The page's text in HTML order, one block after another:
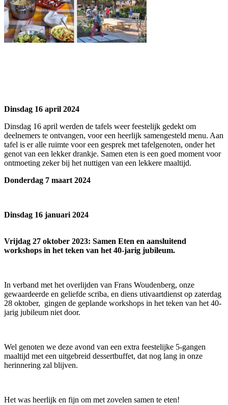
Dinsdag 16 april 2024
Dinsdag 16 april werden de tafels weer feestelijk gedekt om
deelnemers te ontvangen, voor een heerlijk samengesteld menu. Aan
tafel is er alle ruimte voor een gesprek met tafelgenoten, onder het
genot van een lekker drankje. Samen eten is een goed moment voor
ontmoeting zeker bij het nuttigen van een lekkere maaltijd.
Donderdag 7 maart 2024
Dinsdag 16 januari 2024
Vrijdag 27 oktober 2023: Samen Eten en aansluitend
workshops in het teken van het 40-jarig jubileum.
In verband met het overlijden van Frans Woudenberg, onze
gewaardeerde en geliefde scriba, en diens utivaartdienst op zaterdag
28 oktober, gingen de geplande workshops in het teken van het 40-
jarig jubileum niet door.
Wel genoten we deze avond van een extra feestelijke 5-gangen
maaltijd met een uitgebreid dessertbuffet, dat nog lang in onze
herinnering zal blijven.
Het was heerlijk en fijn om met zovelen samen te eten!